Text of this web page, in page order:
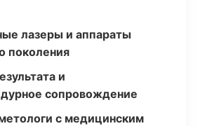
лазеры и аппараты
поколения
и
сопровождение
с медицинским